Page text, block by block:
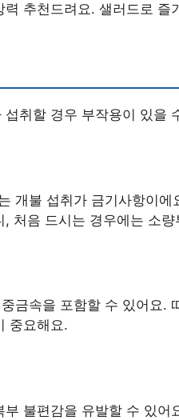
추천드려요. 샐러드로 즐
취할 경우 부작용이 있을
개불 섭취가 금기사항이
처음 드시는 경우에는 소
금속을 포함할 수 있어요.
중요해요.
불편감을 유발할 수 있어